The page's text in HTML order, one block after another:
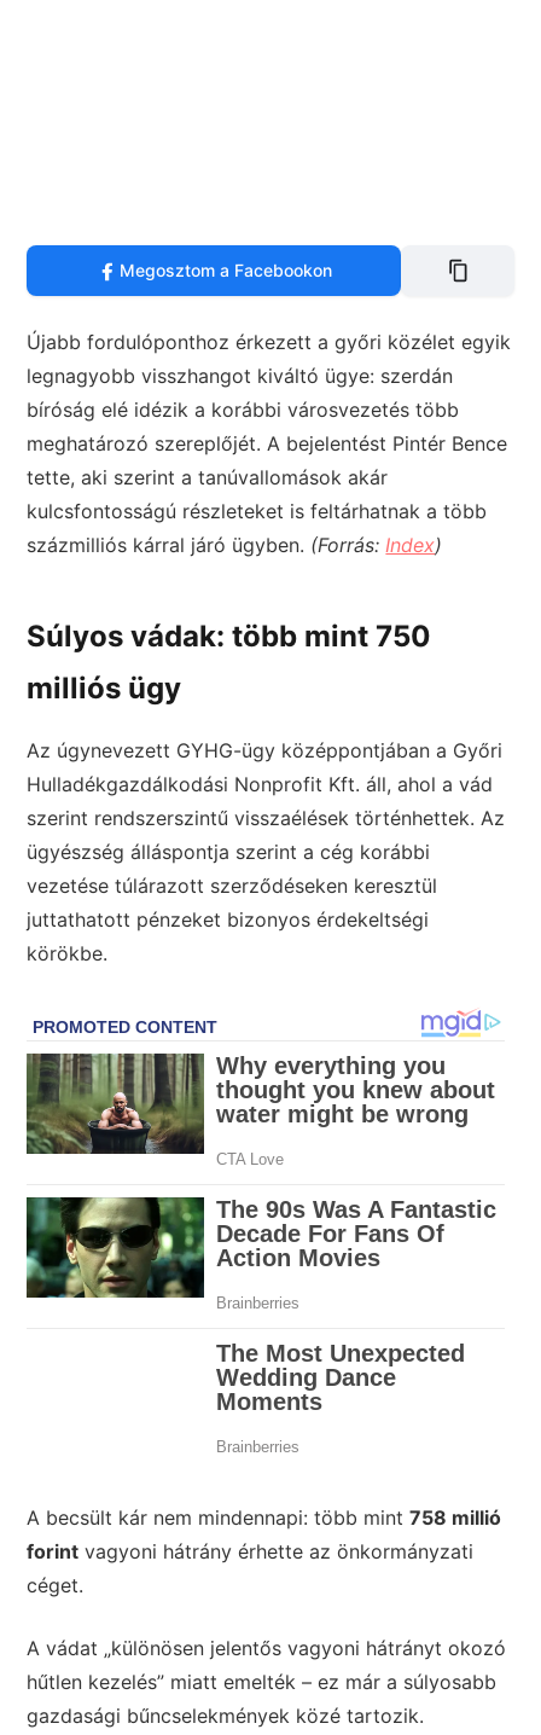
Megosztom a Facebookon
Újabb fordulóponthoz érkezett a győri közélet egyik
legnagyobb visszhangot kiváltó ügye: szerdán
bíróság elé idézik a korábbi városvezetés több
meghatározó szereplőjét. A bejelentést Pintér Bence
tette, aki szerint a tanúvallomások akár
kulcsfontosságú részleteket is feltárhatnak a több
százmilliós kárral járó ügyben. (Forrás:Index)
Súlyos vádak: több mint 750
milliós ügy
Az úgynevezett GYHG-ügy középpontjában a Győri
Hulladékgazdálkodási Nonprofit Kft. áll, ahol a vád
szerint rendszerszintű visszaélések történhettek. Az
ügyészség álláspontja szerint a cég korábbi
vezetése túlárazott szerződéseken keresztül
juttathatott pénzeket bizonyos érdekeltségi
körökbe.
A becsült kár nem mindennapi: több mint758 millió
forint vagyoni hátrány érhette az önkormányzati
céget.
A vádat „különösen jelentős vagyoni hátrányt okozó
hűtlen kezelés” miatt emelték – ez már a súlyosabb
gazdasági bűncselekmények közé tartozik.